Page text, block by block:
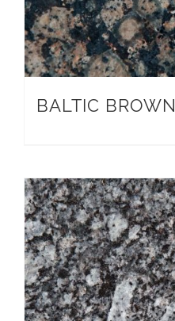
BALTIC BROWN